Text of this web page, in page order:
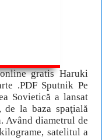
gratis Haruki
.PDF Sputnik Pe
Sovietică a lansat
la baza spaţială
Având diametrul de
satelitul a